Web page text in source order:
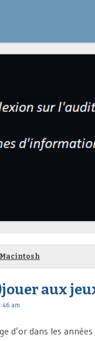
Macintosh
aux
am
d’or dans les